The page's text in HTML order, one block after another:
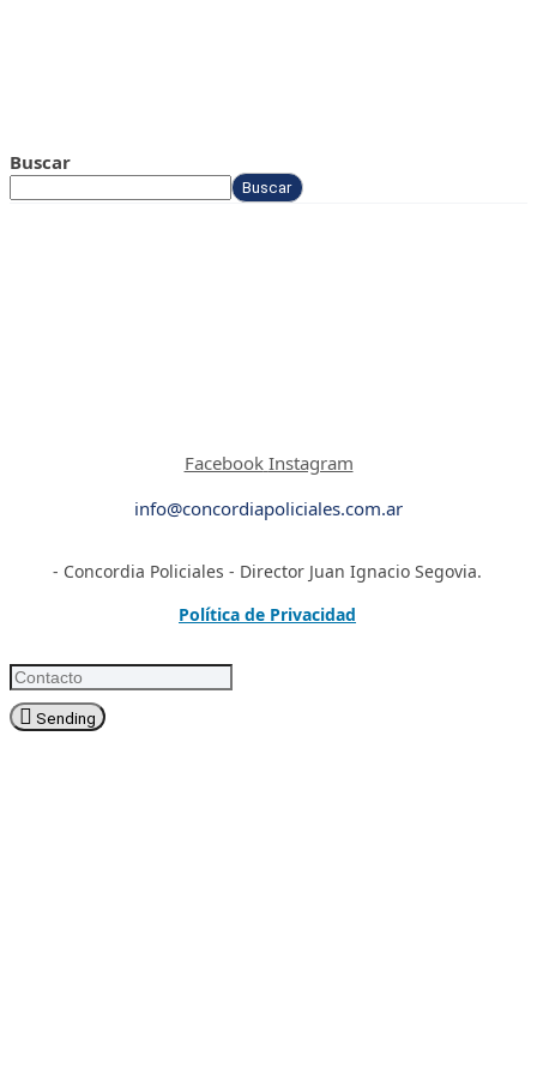
Buscar
Buscar
Facebook Instagram
info@concordiapoliciales.com.ar
- Concordia Policiales - Director Juan Ignacio Segovia.
Política de Privacidad
Sending